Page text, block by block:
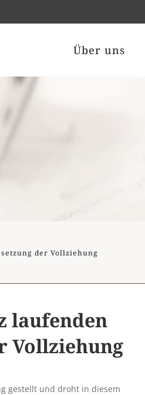
Über uns
der Vollziehung
laufenden
Vollziehung
gestellt und droht in diesem